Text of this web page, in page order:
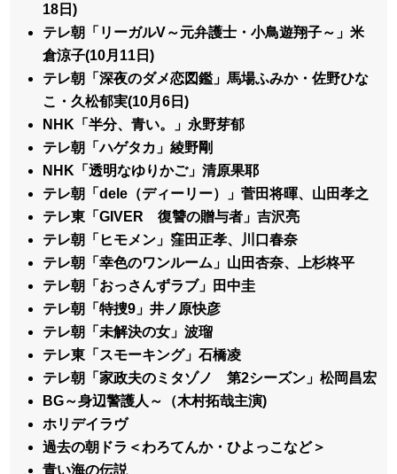
18日)
テレ朝「リーガルV～元弁護士・小鳥遊翔子～」米
倉涼子(10月11日)
テレ朝「深夜のダメ恋図鑑」馬場ふみか・佐野ひな
こ・久松郁実(10月6日)
NHK「半分、青い。」永野芽郁
テレ朝「ハゲタカ」綾野剛
NHK「透明なゆりかご」清原果耶
テレ朝「dele（ディーリー）」菅田将暉、山田孝之
テレ東「GIVER 復讐の贈与者」吉沢亮
テレ朝「ヒモメン」窪田正孝、川口春奈
テレ朝「幸色のワンルーム」山田杏奈、上杉柊平
テレ朝「おっさんずラブ」田中圭
テレ朝「特捜9」井ノ原快彦
テレ朝「未解決の女」波瑠
テレ東「スモーキング」石橋凌
テレ朝「家政夫のミタゾノ 第2シーズン」松岡昌宏
BG～身辺警護人～（木村拓哉主演)
ホリデイラヴ
過去の朝ドラ＜わろてんか・ひよっこなど＞
青い海の伝説